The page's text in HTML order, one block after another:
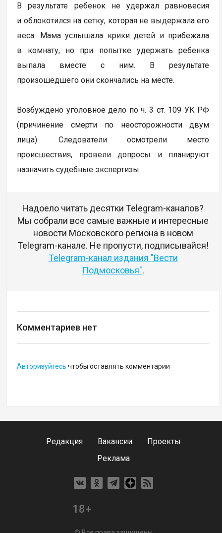
В результате ребенок не удержал равновесия
и облокотился на сетку, которая не выдержала его
веса. Мама услышала крики детей и прибежала
в комнату, но при попытке удержать ребенка
выпала вместе с ним. В результате
произошедшего они скончались на месте.
Возбуждено уголовное дело по ч. 3 ст. 109 УК РФ
(причинение смерти по неосторожности двум
лица). Следователи осмотрели место
происшествия, провели допросы и планируют
назначить судебные экспертизы.
Надоело читать десятки Telegram-каналов?
Мы собрали все самые важные и интересные
новости Московского региона в новом
Telegram-канале. Не пропусти, подписывайся!
Telegram-канал издания "Вести
Подмосковья".
Комментариев нет
Авторизуйтесь чтобы оставлять комментарии
Редакция Вакансии
Проекты
Реклама
18+